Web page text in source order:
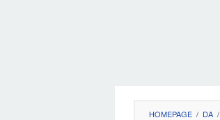
HOMEPAGE / DA /